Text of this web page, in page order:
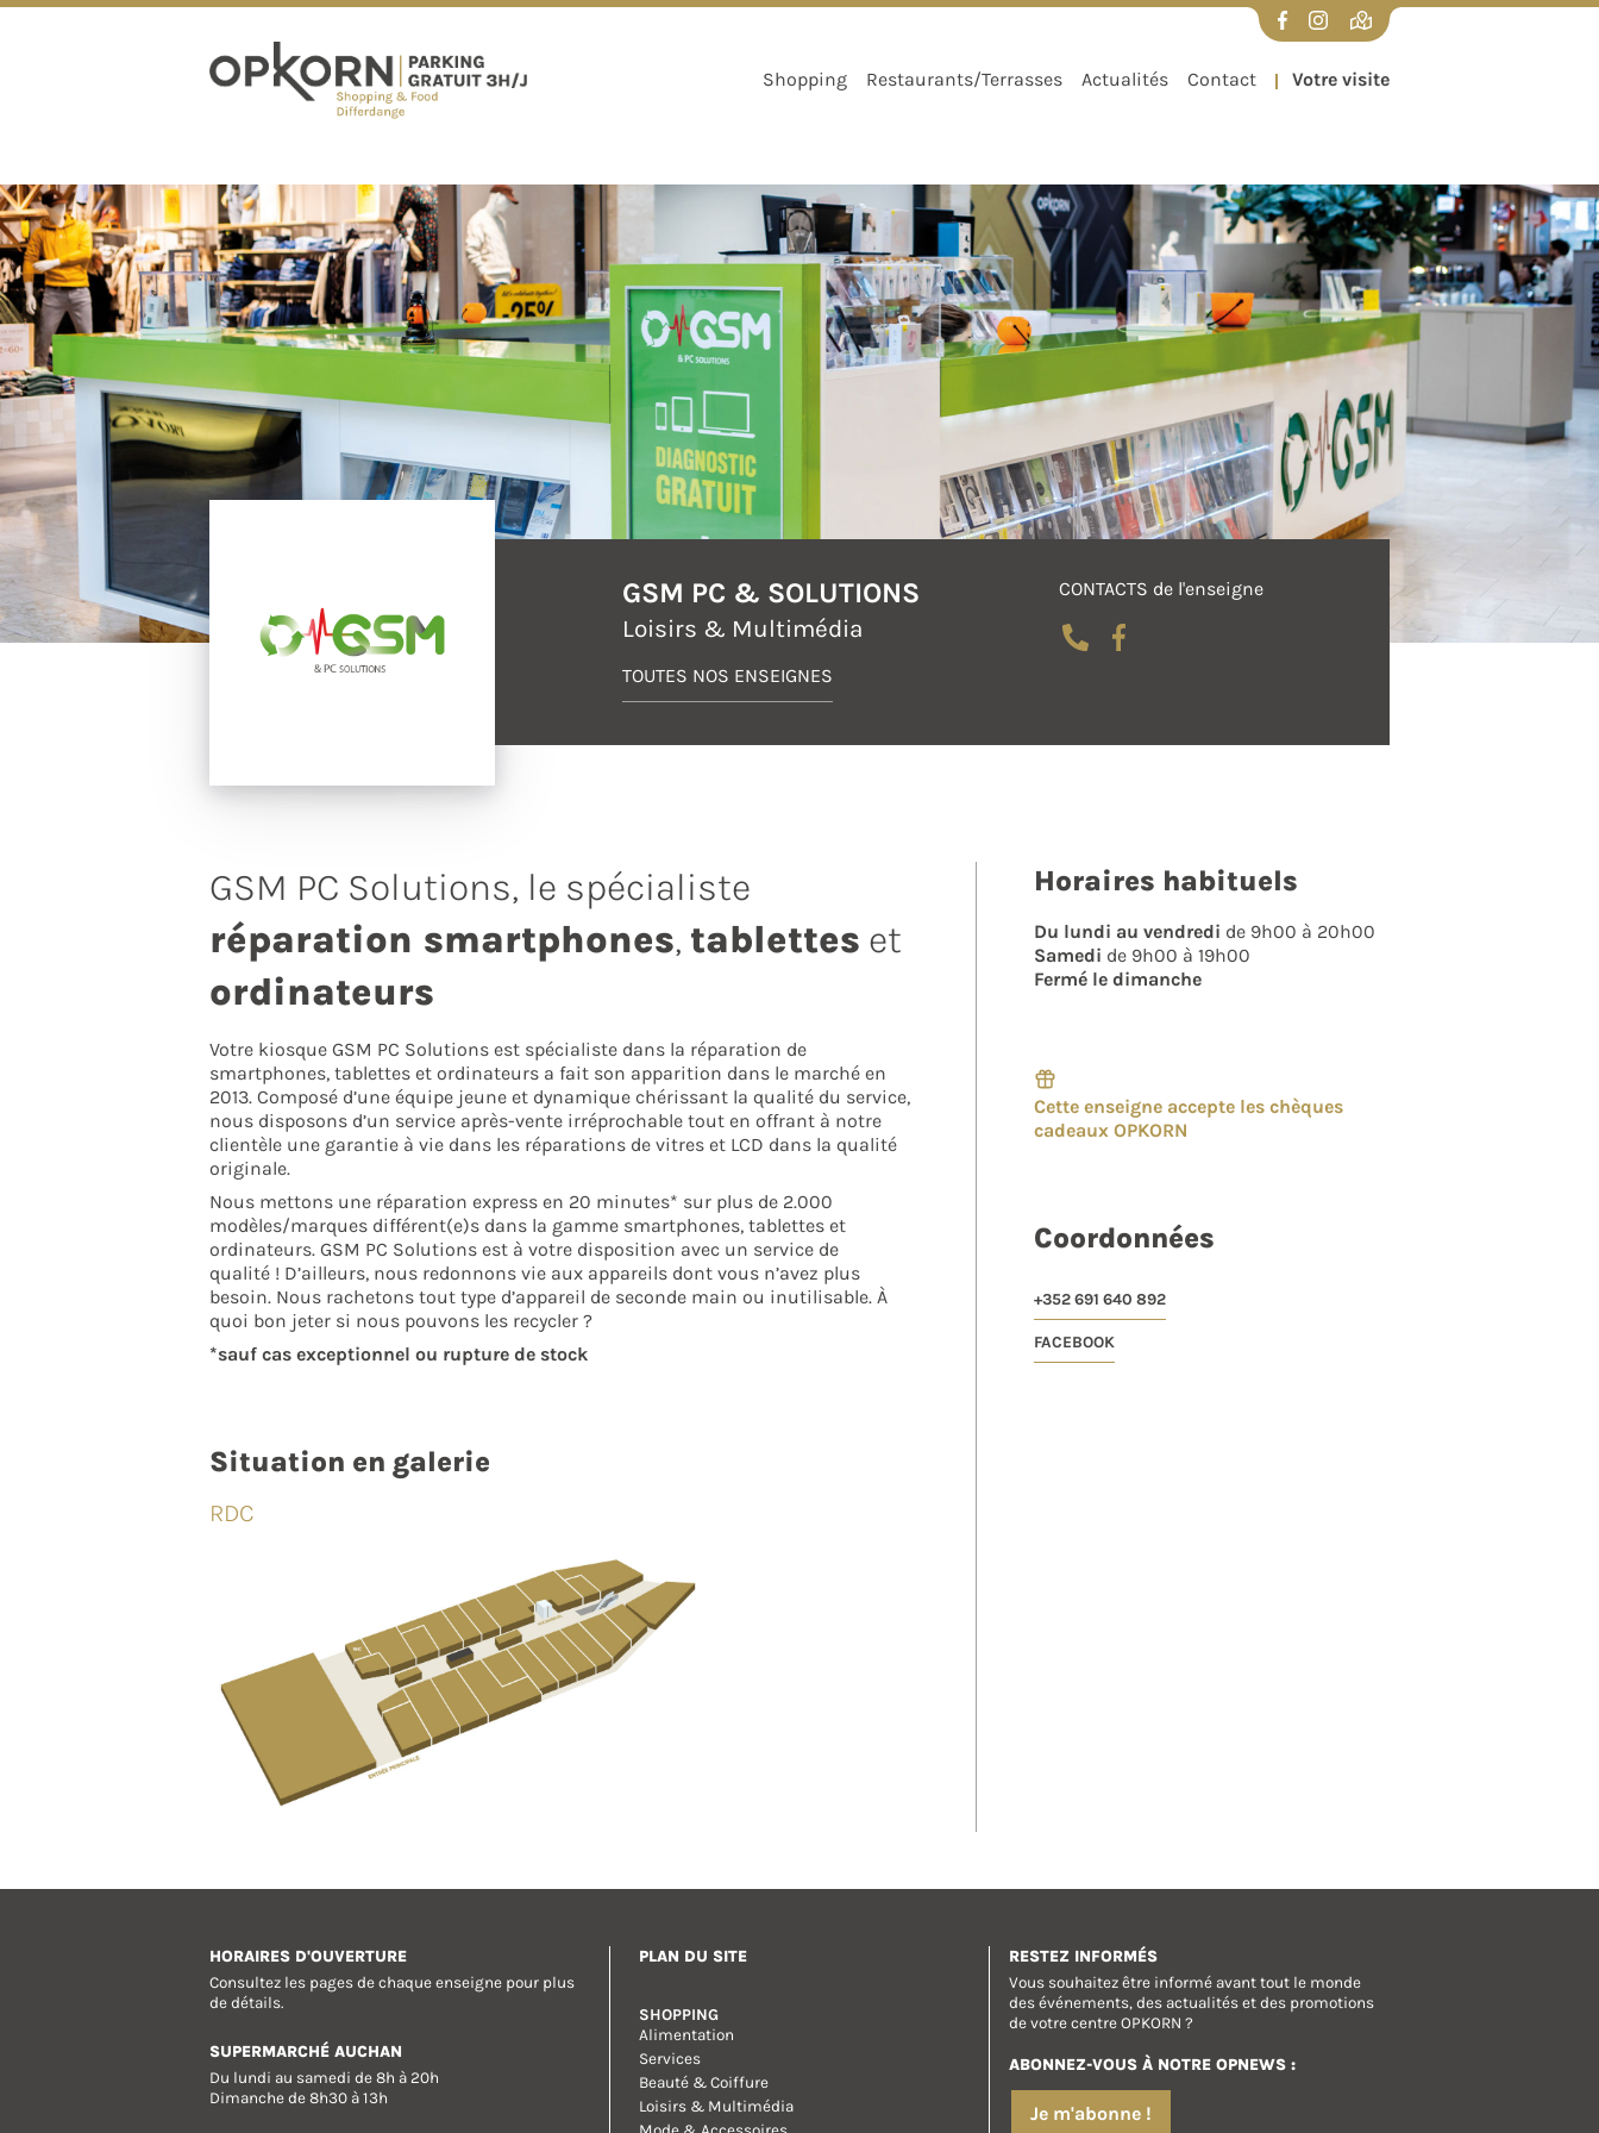
Shopping Restaurants/Terrasses Actualités Contact Votre visite
GSM PC & SOLUTIONS
Loisirs & Multimédia
TOUTES NOS ENSEIGNES
CONTACTS de l'enseigne
GSM PC Solutions, le spécialiste
réparation smartphones, tablettes et
ordinateurs
Votre kiosque GSM PC Solutions est spécialiste dans la réparation de
smartphones, tablettes et ordinateurs a fait son apparition dans le marché en
2013. Composé d’une équipe jeune et dynamique chérissant la qualité du service,
nous disposons d’un service après-vente irréprochable tout en offrant à notre
clientèle une garantie à vie dans les réparations de vitres et LCD dans la qualité
originale.
Nous mettons une réparation express en 20 minutes* sur plus de 2.000
modèles/marques différent(e)s dans la gamme smartphones, tablettes et
ordinateurs. GSM PC Solutions est à votre disposition avec un service de
qualité ! D’ailleurs, nous redonnons vie aux appareils dont vous n’avez plus
besoin. Nous rachetons tout type d’appareil de seconde main ou inutilisable. À
quoi bon jeter si nous pouvons les recycler ?
*sauf cas exceptionnel ou rupture de stock
Situation en galerie
RDC
Horaires habituels
Du lundi au vendredi de 9h00 à 20h00
Samedi de 9h00 à 19h00
Fermé le dimanche
Cette enseigne accepte les chèques
cadeaux OPKORN
Coordonnées
+352 691 640 892
FACEBOOK
HORAIRES D'OUVERTURE
Consultez les pages de chaque enseigne pour plus
de détails.
SUPERMARCHÉ AUCHAN
Du lundi au samedi de 8h à 20h
Dimanche de 8h30 à 13h
PLAN DU SITE
SHOPPING
Alimentation
Services
Beauté & Coiffure
Loisirs & Multimédia
RESTEZ INFORMÉS
Vous souhaitez être informé avant tout le monde
des événements, des actualités et des promotions
de votre centre OPKORN ?
ABONNEZ-VOUS À NOTRE OPNEWS :
Je m'abonne !